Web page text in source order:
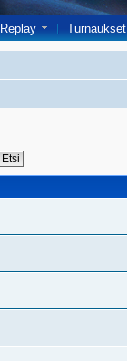
Replay Turnaukset